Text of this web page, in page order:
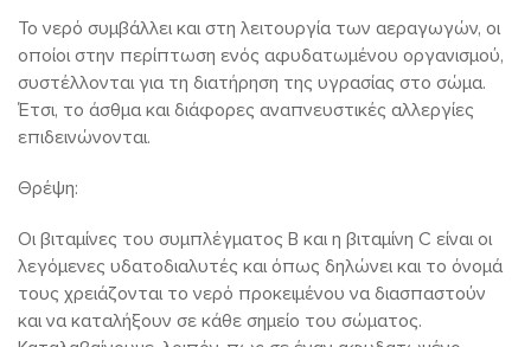
Το νερό συμβάλλει και στη λειτουργία των αεραγωγών, οι
οποίοι στην περίπτωση ενός αφυδατωμένου οργανισμού,
συστέλλονται για τη διατήρηση της υγρασίας στο σώμα.
Έτσι, το άσθμα και διάφορες αναπνευστικές αλλεργίες
επιδεινώνονται.
Θρέψη:
Οι βιταμίνες του συμπλέγματος Β και η βιταμίνη C είναι οι
λεγόμενες υδατοδιαλυτές και όπως δηλώνει και το όνομά
τους χρειάζονται το νερό προκειμένου να διασπαστούν
και να καταλήξουν σε κάθε σημείο του σώματος.